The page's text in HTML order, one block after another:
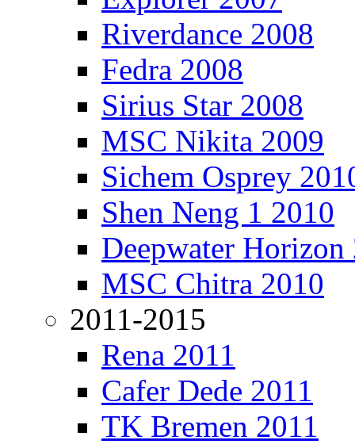
Riverdance 2008
Fedra 2008
Sirius Star 2008
MSC Nikita 2009
Sichem Osprey
Shen Neng 1 2010
Deepwater Horizon
MSC Chitra 2010
2011-2015
Rena 2011
Cafer Dede 2011
TK Bremen 2011